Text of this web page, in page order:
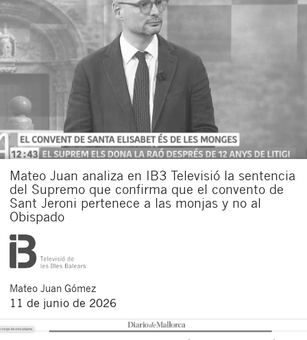
Mateo Juan analiza en IB3 Televisió la sentencia
del Supremo que confirma que el convento de
Sant Jeroni pertenece a las monjas y no al
Obispado
Mateo Juan Gómez
11 de junio de 2026
Acepto recibir comunicaciones sobre nuevos
artículos legales.
Acepto
condiciones
legales
yde
privacidad
Al pulsar el botón de envío manifiesta haber leído la siguiente
información básica sobre privacidad : El responsable del tratamiento
es Buades Legal S.L. La finalidad es la atención a su solicitud. Tiene
derecho a acceder, rectificar y suprimir los datos, así como otros
derechos como se explica en lapolítica de privacidad de nuestra web